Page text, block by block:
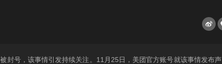
封号，该事情引发持续关注。11月25日，美团官方账号就该事情发布声